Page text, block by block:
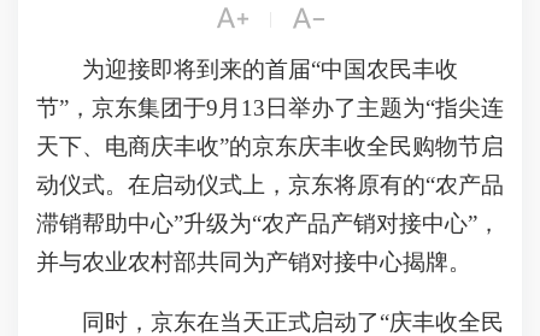
 
为迎接即将到来的首届“中国农民丰收
节”，京东集团于9月13日举办了主题为“指尖连
天下、电商庆丰收”的京东庆丰收全民购物节启
动仪式。在启动仪式上，京东将原有的“农产品
滞销帮助中心”升级为“农产品产销对接中心”，
并与农业农村部共同为产销对接中心揭牌。
同时，京东在当天正式启动了“庆丰收全民